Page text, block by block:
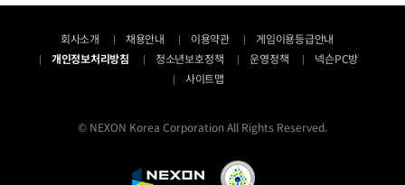
회사소개 채용안내 이용약관
게임이용등급안내
개인정보처리방침
청소년보호정책 운영정책
넥슨PC방
사이트맵
© NEXON Korea Corporation All Rights Reserved.